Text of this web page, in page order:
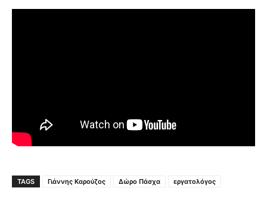
TAGS Γιάννης Καρούζος Δώρο Πάσχα εργατολόγος